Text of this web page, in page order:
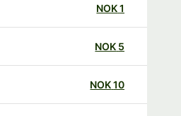
NOK
NOK
NOK